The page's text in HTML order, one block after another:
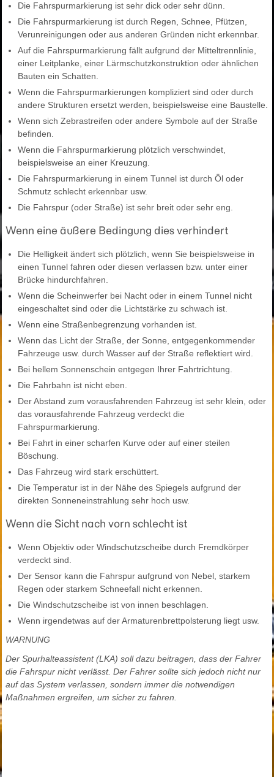
Die Fahrspurmarkierung ist sehr dick oder sehr dünn.
Die Fahrspurmarkierung ist durch Regen, Schnee, Pfützen,
Verunreinigungen oder aus anderen Gründen nicht erkennbar.
Auf die Fahrspurmarkierung fällt aufgrund der Mitteltrennlinie,
einer Leitplanke, einer Lärmschutzkonstruktion oder ähnlichen
Bauten ein Schatten.
Wenn die Fahrspurmarkierungen kompliziert sind oder durch
andere Strukturen ersetzt werden, beispielsweise eine Baustelle.
Wenn sich Zebrastreifen oder andere Symbole auf der Straße
befinden.
Wenn die Fahrspurmarkierung plötzlich verschwindet,
beispielsweise an einer Kreuzung.
Die Fahrspurmarkierung in einem Tunnel ist durch Öl oder
Schmutz schlecht erkennbar usw.
Die Fahrspur (oder Straße) ist sehr breit oder sehr eng.
Wenn eine äußere Bedingung dies verhindert
Die Helligkeit ändert sich plötzlich, wenn Sie beispielsweise in
einen Tunnel fahren oder diesen verlassen bzw. unter einer
Brücke hindurchfahren.
Wenn die Scheinwerfer bei Nacht oder in einem Tunnel nicht
eingeschaltet sind oder die Lichtstärke zu schwach ist.
Wenn eine Straßenbegrenzung vorhanden ist.
Wenn das Licht der Straße, der Sonne, entgegenkommender
Fahrzeuge usw. durch Wasser auf der Straße reflektiert wird.
Bei hellem Sonnenschein entgegen Ihrer Fahrtrichtung.
Die Fahrbahn ist nicht eben.
Der Abstand zum vorausfahrenden Fahrzeug ist sehr klein, oder
das vorausfahrende Fahrzeug verdeckt die
Fahrspurmarkierung.
Bei Fahrt in einer scharfen Kurve oder auf einer steilen
Böschung.
Das Fahrzeug wird stark erschüttert.
Die Temperatur ist in der Nähe des Spiegels aufgrund der
direkten Sonneneinstrahlung sehr hoch usw.
Wenn die Sicht nach vorn schlecht ist
Wenn Objektiv oder Windschutzscheibe durch Fremdkörper
verdeckt sind.
Der Sensor kann die Fahrspur aufgrund von Nebel, starkem
Regen oder starkem Schneefall nicht erkennen.
Die Windschutzscheibe ist von innen beschlagen.
Wenn irgendetwas auf der Armaturenbrettpolsterung liegt usw.
WARNUNG
Der Spurhalteassistent (LKA) soll dazu beitragen, dass der Fahrer
die Fahrspur nicht verlässt. Der Fahrer sollte sich jedoch nicht nur
auf das System verlassen, sondern immer die notwendigen
Maßnahmen ergreifen, um sicher zu fahren.